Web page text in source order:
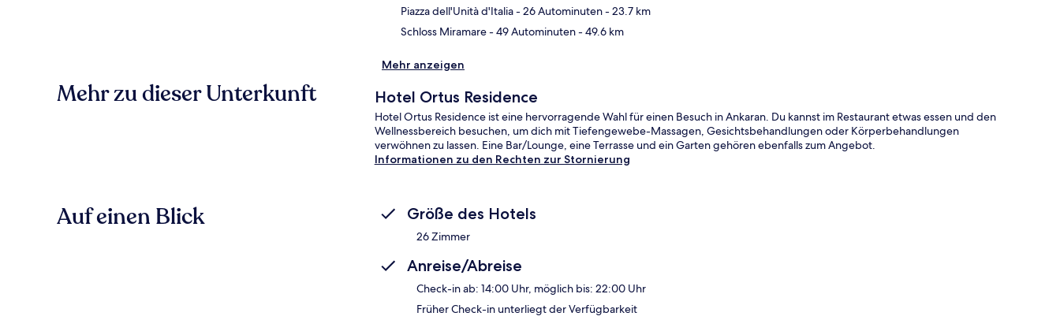
Piazza dell'Unità d'Italia- 26 Autominuten- 23.7 km
Schloss Miramare- 49 Autominuten- 49.6 km
Mehr anzeigen
Mehr zu dieser Unterkunft Hotel Ortus Residence
Hotel Ortus Residence ist eine hervorragende Wahl für einen Besuch in Ankaran. Du kannst im Restaurant etwas essen und den
Wellnessbereich besuchen, um dich mit Tiefengewebe-Massagen, Gesichtsbehandlungen oder Körperbehandlungen
verwöhnen zu lassen. Eine Bar/Lounge, eine Terrasse und ein Garten gehören ebenfalls zum Angebot.
Informationen zu den Rechten zur Stornierung
Auf einen Blick Größe des Hotels
26 Zimmer
Anreise/Abreise
Check-in ab: 14:00 Uhr, möglich bis: 22:00 Uhr
Früher Check-in unterliegt der Verfügbarkeit